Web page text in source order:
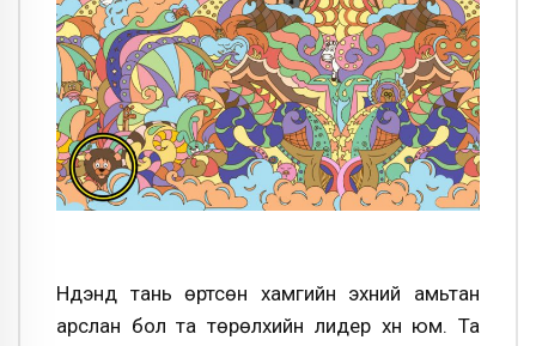
Нүдэнд тань өртсөн хамгийн эхний амьтан
арслан бол та төрөлхийн лидер хүн юм. Та